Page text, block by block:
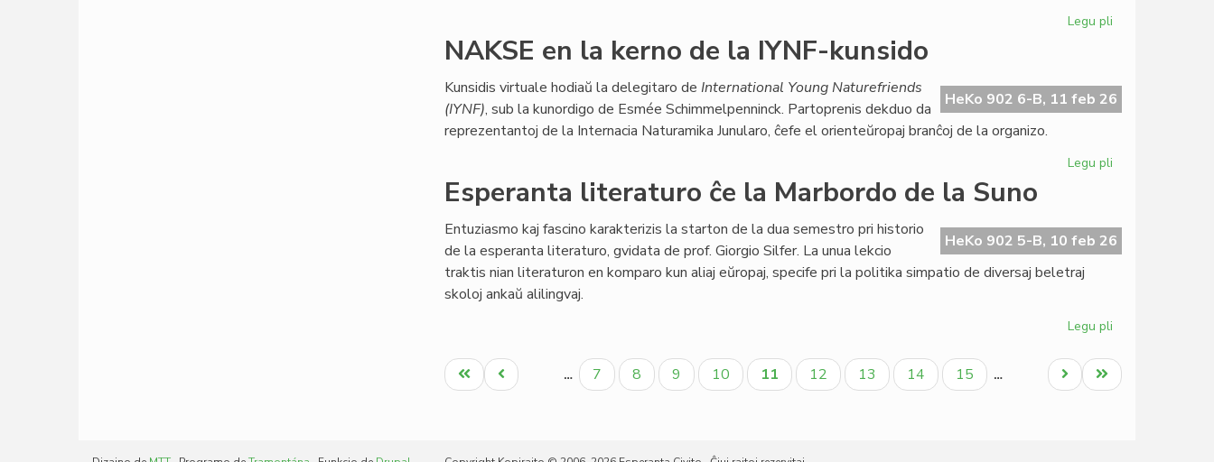
Legu pli
gracila,
sed
NAKSE en la kerno de la IYNF-kunsido
HeKo 902 6-B, 11 feb 26
Kunsidis virtuale hodiaŭ la delegitaro de International Young Naturefriends
(IYNF), sub la kunordigo de Esmée Schimmelpenninck. Partoprenis dekduo da
reprezentantoj de la Internacia Naturamika Junularo, ĉefe el orienteŭropaj branĉoj de la organizo.
Legu pli
kerno
de
Esperanta literaturo ĉe la Marbordo de la Suno
HeKo 902 5-B, 10 feb 26
Entuziasmo kaj fascino karakterizis la starton de la dua semestro pri historio
de la esperanta literaturo, gvidata de prof. Giorgio Silfer. La unua lekcio
traktis nian literaturon en komparo kun aliaj eŭropaj, specife pri la politika simpatio de diversaj beletraj
skoloj ankaŭ alilingvaj.
Legu pli
literaturo
ĉe
Pagination
Unua
paĝo
Antaŭa
paĝo
… Paĝo
7 Paĝo
8 Paĝo
9 Paĝo
10
Aktuala
paĝo
11 Paĝo
12 Paĝo
13 Paĝo
14 Paĝo
15 …
Last
page
Next
page